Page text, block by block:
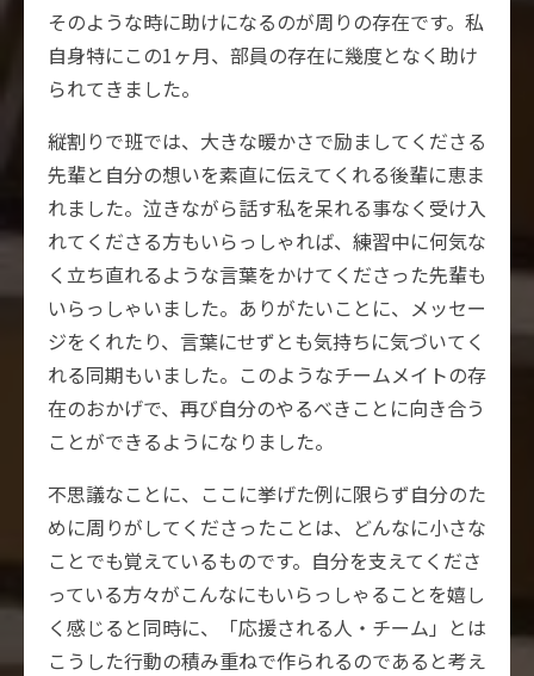
そのような時に助けになるのが周りの存在です。私
自身特にこの1ヶ月、部員の存在に幾度となく助け
られてきました。
縦割りで班では、大きな暖かさで励ましてくださる
先輩と自分の想いを素直に伝えてくれる後輩に恵ま
れました。泣きながら話す私を呆れる事なく受け入
れてくださる方もいらっしゃれば、練習中に何気な
く立ち直れるような言葉をかけてくださった先輩も
いらっしゃいました。ありがたいことに、メッセー
ジをくれたり、言葉にせずとも気持ちに気づいてく
れる同期もいました。このようなチームメイトの存
在のおかげで、再び自分のやるべきことに向き合う
ことができるようになりました。
不思議なことに、ここに挙げた例に限らず自分のた
めに周りがしてくださったことは、どんなに小さな
ことでも覚えているものです。自分を支えてくださ
っている方々がこんなにもいらっしゃることを嬉し
く感じると同時に、「応援される人・チーム」とは
こうした行動の積み重ねで作られるのであると考え